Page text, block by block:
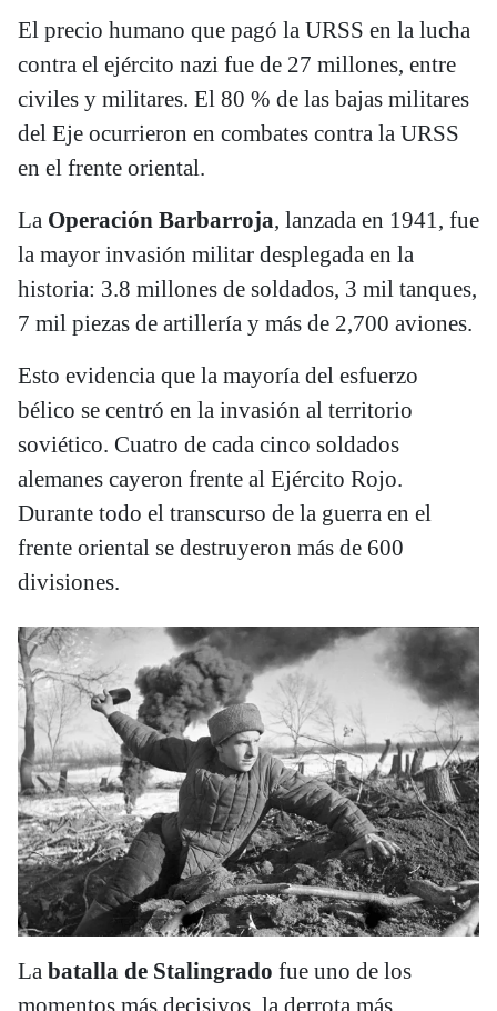
El precio humano que pagó la URSS en la lucha
contra el ejército nazi fue de 27 millones, entre
civiles y militares. El 80 % de las bajas militares
del Eje ocurrieron en combates contra la URSS
en el frente oriental.
La Operación Barbarroja, lanzada en 1941, fue
la mayor invasión militar desplegada en la
historia: 3.8 millones de soldados, 3 mil tanques,
7 mil piezas de artillería y más de 2,700 aviones.
Esto evidencia que la mayoría del esfuerzo
bélico se centró en la invasión al territorio
soviético. Cuatro de cada cinco soldados
alemanes cayeron frente al Ejército Rojo.
Durante todo el transcurso de la guerra en el
frente oriental se destruyeron más de 600
divisiones.
La batalla de Stalingrado fue uno de los
momentos más decisivos, la derrota más